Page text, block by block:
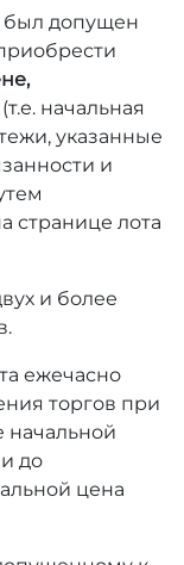
был допущен
(т.е. начальная
указанные
и
странице лота
и более
ежечасно
торгов при
начальной
до
цена